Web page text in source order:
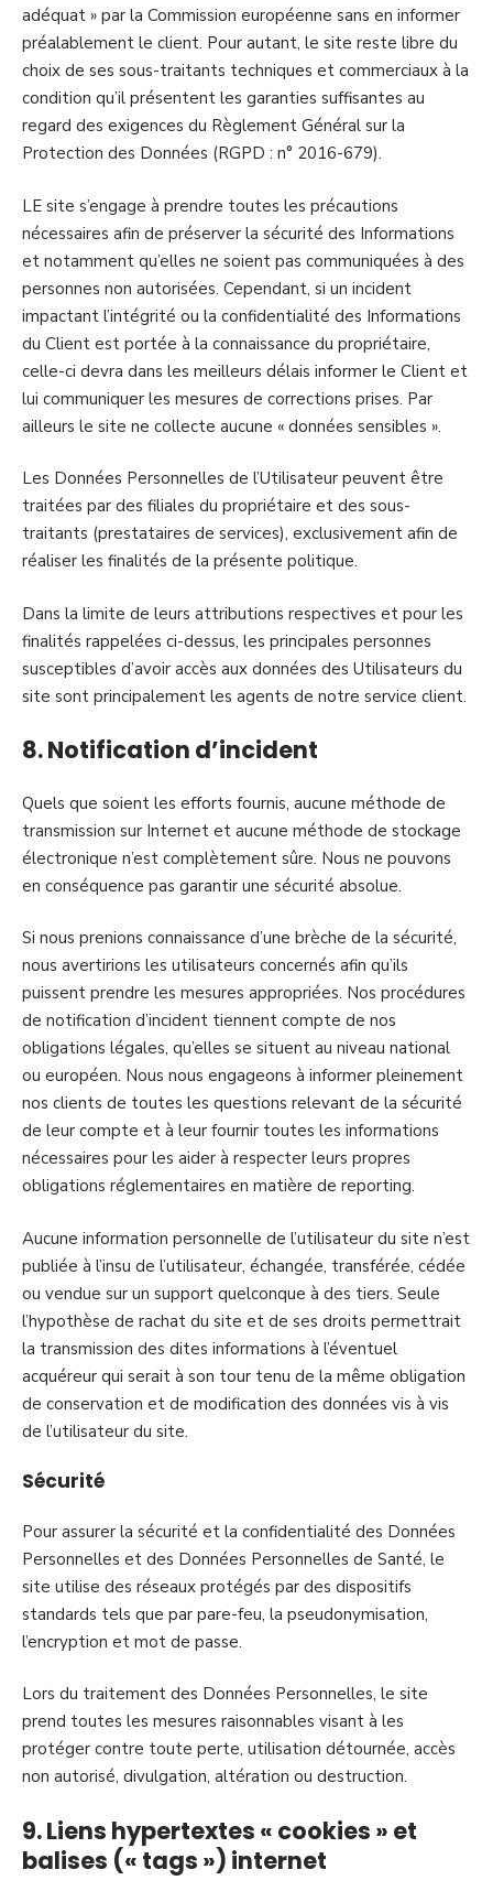
adéquat » par la Commission européenne sans en informer
préalablement le client. Pour autant, le site reste libre du
choix de ses sous-traitants techniques et commerciaux à la
condition qu’il présentent les garanties suffisantes au
regard des exigences du Règlement Général sur la
Protection des Données (RGPD : n° 2016-679).
LE site s’engage à prendre toutes les précautions
nécessaires afin de préserver la sécurité des Informations
et notamment qu’elles ne soient pas communiquées à des
personnes non autorisées. Cependant, si un incident
impactant l’intégrité ou la confidentialité des Informations
du Client est portée à la connaissance du propriétaire,
celle-ci devra dans les meilleurs délais informer le Client et
lui communiquer les mesures de corrections prises. Par
ailleurs le site ne collecte aucune « données sensibles ».
Les Données Personnelles de l’Utilisateur peuvent être
traitées par des filiales du propriétaire et des sous-
traitants (prestataires de services), exclusivement afin de
réaliser les finalités de la présente politique.
Dans la limite de leurs attributions respectives et pour les
finalités rappelées ci-dessus, les principales personnes
susceptibles d’avoir accès aux données des Utilisateurs du
site sont principalement les agents de notre service client.
8. Notification d’incident
Quels que soient les efforts fournis, aucune méthode de
transmission sur Internet et aucune méthode de stockage
électronique n’est complètement sûre. Nous ne pouvons
en conséquence pas garantir une sécurité absolue.
Si nous prenions connaissance d’une brèche de la sécurité,
nous avertirions les utilisateurs concernés afin qu’ils
puissent prendre les mesures appropriées. Nos procédures
de notification d’incident tiennent compte de nos
obligations légales, qu’elles se situent au niveau national
ou européen. Nous nous engageons à informer pleinement
nos clients de toutes les questions relevant de la sécurité
de leur compte et à leur fournir toutes les informations
nécessaires pour les aider à respecter leurs propres
obligations réglementaires en matière de reporting.
Aucune information personnelle de l’utilisateur du site n’est
publiée à l’insu de l’utilisateur, échangée, transférée, cédée
ou vendue sur un support quelconque à des tiers. Seule
l’hypothèse de rachat du site et de ses droits permettrait
la transmission des dites informations à l’éventuel
acquéreur qui serait à son tour tenu de la même obligation
de conservation et de modification des données vis à vis
de l’utilisateur du site.
Sécurité
Pour assurer la sécurité et la confidentialité des Données
Personnelles et des Données Personnelles de Santé, le
site utilise des réseaux protégés par des dispositifs
standards tels que par pare-feu, la pseudonymisation,
l’encryption et mot de passe.
Lors du traitement des Données Personnelles, le site
prend toutes les mesures raisonnables visant à les
protéger contre toute perte, utilisation détournée, accès
non autorisé, divulgation, altération ou destruction.
9. Liens hypertextes « cookies » et
balises (« tags ») internet